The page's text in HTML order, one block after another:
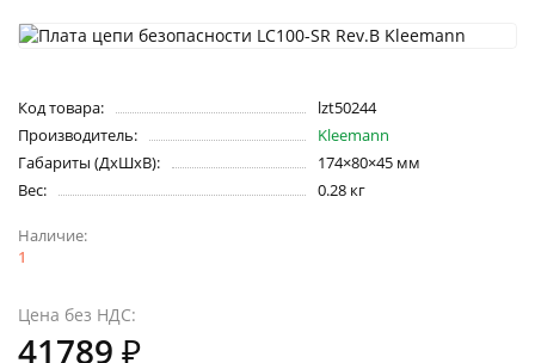
Код товара:
lzt50244
Производитель:
Kleemann
Габариты (ДхШхВ):
174×80×45 мм
Вес:
0.28 кг
1
Цена без НДС:
41789 ₽